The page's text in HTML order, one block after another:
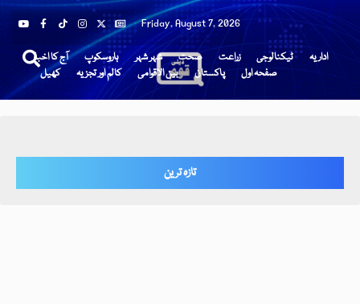
Friday, August 7, 2026
آج کا اخبار ہاروسکوپ شہر شہر صحت زراعت ٹیکنالوجی
اداریہ
کھیل
کالم اور تجزیہ بین الاقوامی پاکستان صفحہ اول
تازہ ترین